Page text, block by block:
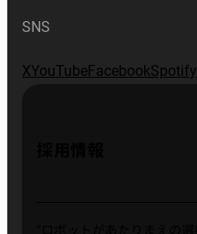
SNS
XYouTubeFacebookSpotify